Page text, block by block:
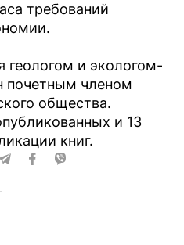
требований
геологом и экологом-
почетным членом
общества.
и 13
книг.